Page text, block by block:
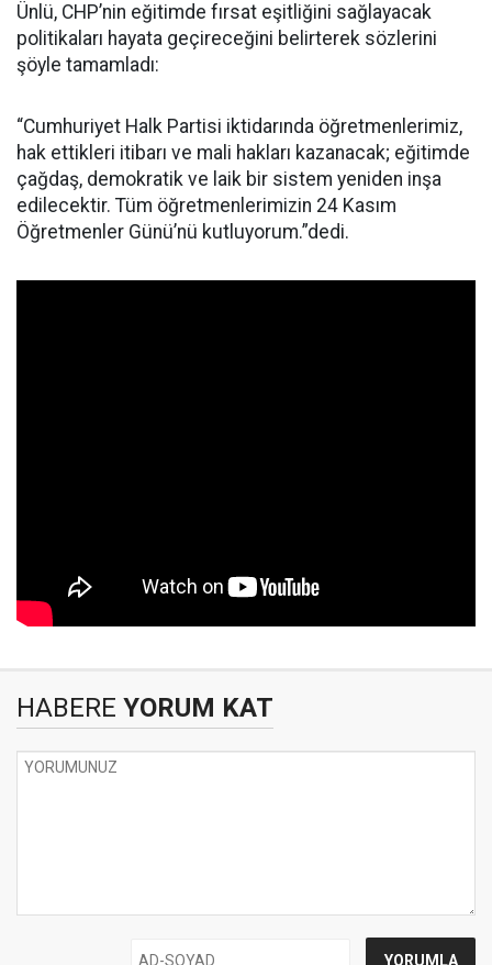
Ünlü, CHP’nin eğitimde fırsat eşitliğini sağlayacak
politikaları hayata geçireceğini belirterek sözlerini
şöyle tamamladı:
“Cumhuriyet Halk Partisi iktidarında öğretmenlerimiz,
hak ettikleri itibarı ve mali hakları kazanacak; eğitimde
çağdaş, demokratik ve laik bir sistem yeniden inşa
edilecektir. Tüm öğretmenlerimizin 24 Kasım
Öğretmenler Günü’nü kutluyorum.”dedi.
HABERE YORUM KAT